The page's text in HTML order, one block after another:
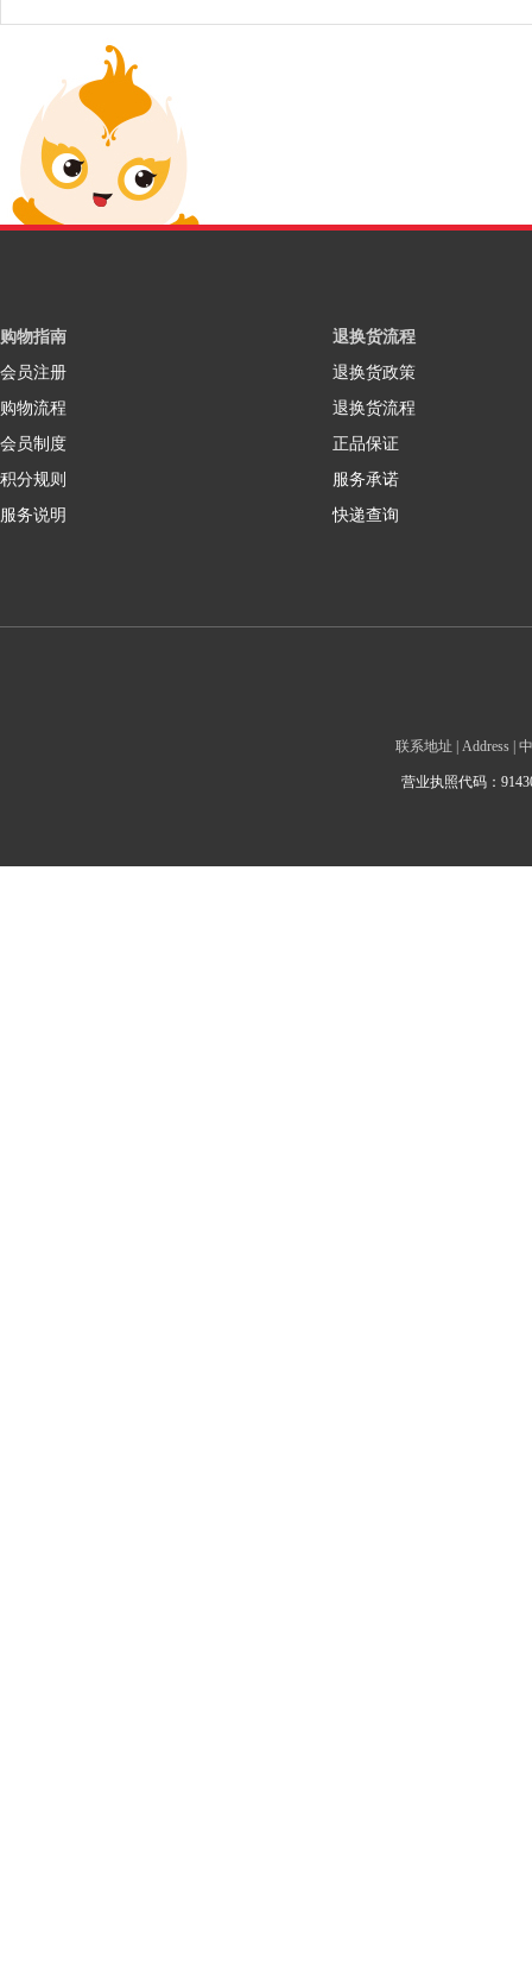
购物指南
会员注册
购物流程
会员制度
积分规则
服务说明
退换货流程
退换货政策
退换货流程
正品保证
服务承诺
快递查询
联系地址 | Address |
营业执照代码：